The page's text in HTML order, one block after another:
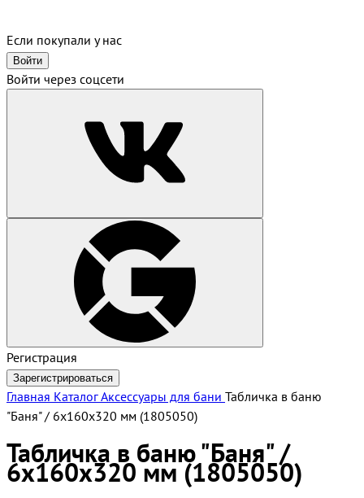
Если покупали у нас
Войти
Войти через соцсети
Регистрация
Зарегистрироваться
Главная КаталогАксессуары для бани Табличка в баню
"Баня" / 6х160х320 мм (1805050)
Табличка в баню "Баня" /
6х160х320 мм (1805050)